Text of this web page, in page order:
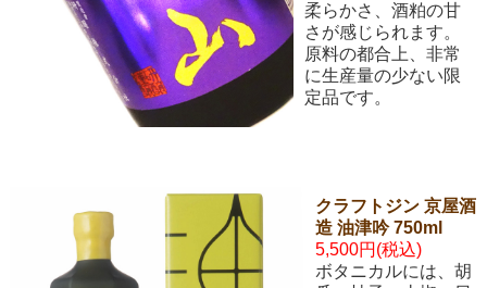
柔らかさ、酒粕の甘
さが感じられます。
原料の都合上、非常
に生産量の少ない限
定品です。
クラフトジン 京屋酒
造 油津吟 750ml
5,500円(税込)
ボタニカルには、胡